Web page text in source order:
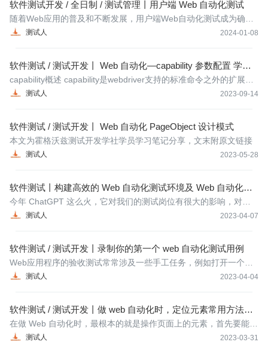
软件测试开发 / 全日制 / 测试管理丨用户端 Web 自动化测试
测试人 2024-01-08
随着Web应用的普及和不断发展，用户端Web自动化测试成为确保
Web应用质量的重要手段。这种测试方法不仅提高了测试效率，也
软件测试 / 测试开发丨 Web 自动化—capability 参数配置 学习
笔记
测试人 2023-09-14
capability概述 capability是webdriver支持的标准命令之外的扩展命
令（配置信息）
软件测试 / 测试开发丨 Web 自动化 PageObject 设计模式
测试人 2023-05-28
本文为霍格沃兹测试开发学社学员学习笔记分享，文末附原文链接
软件测试丨构建高效的 Web 自动化测试环境及 Web 自动化测
试实战
测试人 2023-04-07
今年 ChatGPT 这么火，它对我们的测试岗位有很大的影响，对于
一些重复性工作有更大的冲击。如果你还在做一个每天点点点的测
软件测试 / 测试开发丨录制你的第一个 web 自动化测试用例
测试人 2023-04-04
Web应用程序的验收测试常常涉及一些手工任务，例如打开一个浏
览器，并执行一个测试用例中所描述的操作。但是手工执行的任务
自动完成
软件测试 / 测试开发丨做 web 自动化时，定位元素常用方法有
哪些？
测试人 2023-03-31
在做 Web 自动化时，最根本的就是操作页面上的元素，首先要能找
到这些元素，然后才能操作这些元素。工具或代码无法像测试人员